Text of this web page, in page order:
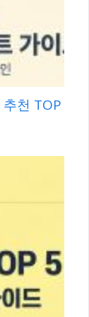
천 TOP